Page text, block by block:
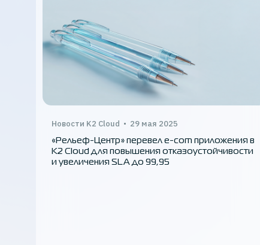
Новости K2 Cloud 29 мая 2025
«Рельеф-Центр» перевел e-com приложения в
К2 Cloud для повышения отказоустойчивости
и увеличения SLA до 99,95